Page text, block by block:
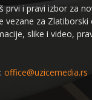
prvi i pravi izbor za
vezane za Zlatiborski
slike i video,
office@uzicemedia.rs